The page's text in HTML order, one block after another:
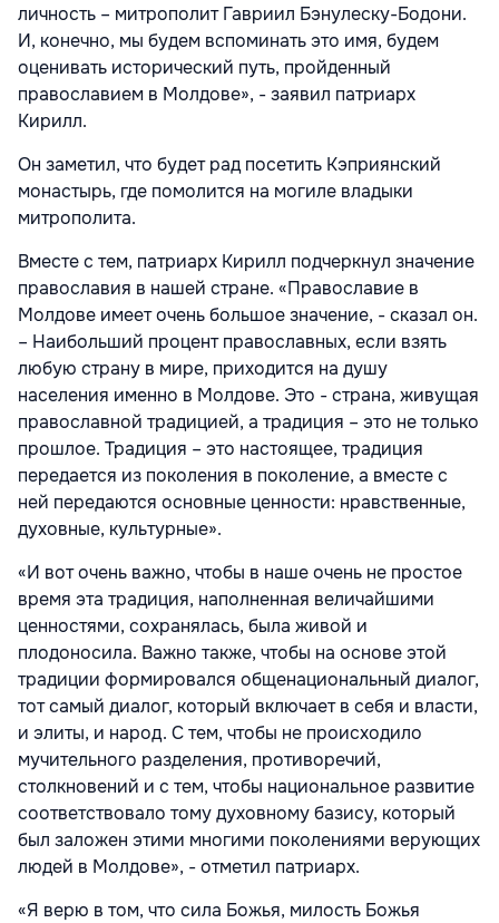
личность – митрополит Гавриил Бэнулеску-Бодони.
И, конечно, мы будем вспоминать это имя, будем
оценивать исторический путь, пройденный
православием в Молдове», - заявил патриарх
Кирилл.
Он заметил, что будет рад посетить Кэприянский
монастырь, где помолится на могиле владыки
митрополита.
Вместе с тем, патриарх Кирилл подчеркнул значение
православия в нашей стране. «Православие в
Молдове имеет очень большое значение, - сказал он.
– Наибольший процент православных, если взять
любую страну в мире, приходится на душу
населения именно в Молдове. Это - страна, живущая
православной традицией, а традиция – это не только
прошлое. Традиция – это настоящее, традиция
передается из поколения в поколение, а вместе с
ней передаются основные ценности: нравственные,
духовные, культурные».
«И вот очень важно, чтобы в наше очень не простое
время эта традиция, наполненная величайшими
ценностями, сохранялась, была живой и
плодоносила. Важно также, чтобы на основе этой
традиции формировался общенациональный диалог,
тот самый диалог, который включает в себя и власти,
и элиты, и народ. С тем, чтобы не происходило
мучительного разделения, противоречий,
столкновений и с тем, чтобы национальное развитие
соответствовало тому духовному базису, который
был заложен этими многими поколениями верующих
людей в Молдове», - отметил патриарх.
«Я верю в том, что сила Божья, милость Божья